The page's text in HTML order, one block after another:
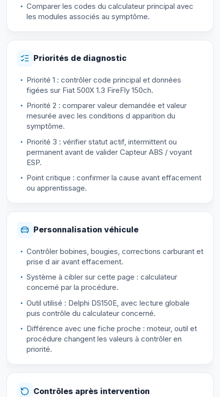
Comparer les codes du calculateur principal avec
les modules associés au symptôme.
Priorités de diagnostic
Priorité 1 : contrôler code principal et données
figées sur Fiat 500X 1.3 FireFly 150ch.
Priorité 2 : comparer valeur demandée et valeur
mesurée avec les conditions d apparition du
symptôme.
Priorité 3 : vérifier statut actif, intermittent ou
permanent avant de valider Capteur ABS / voyant
ESP.
Point critique : confirmer la cause avant effacement
ou apprentissage.
Personnalisation véhicule
Contrôler bobines, bougies, corrections carburant et
prise d air avant effacement.
Système à cibler sur cette page : calculateur
concerné par la procédure.
Outil utilisé : Delphi DS150E, avec lecture globale
puis contrôle du calculateur concerné.
Différence avec une fiche proche : moteur, outil et
procédure changent les valeurs à contrôler en
priorité.
Contrôles après intervention